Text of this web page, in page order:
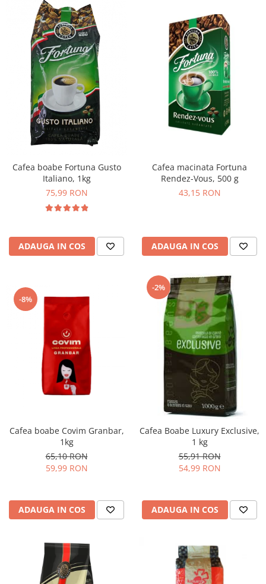
Cafea boabe Fortuna Gusto
Italiano, 1kg
75,99 RON
ADAUGA IN COS
Cafea macinata Fortuna
Rendez-Vous, 500 g
43,15 RON
ADAUGA IN COS
-8%
Cafea boabe Covim Granbar,
1kg
65,10 RON
59,99 RON
ADAUGA IN COS
-2%
Cafea Boabe Luxury Exclusive,
1 kg
55,91 RON
54,99 RON
ADAUGA IN COS